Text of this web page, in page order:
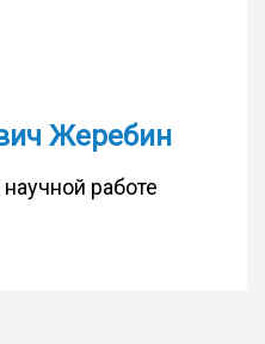
Жеребин
работе